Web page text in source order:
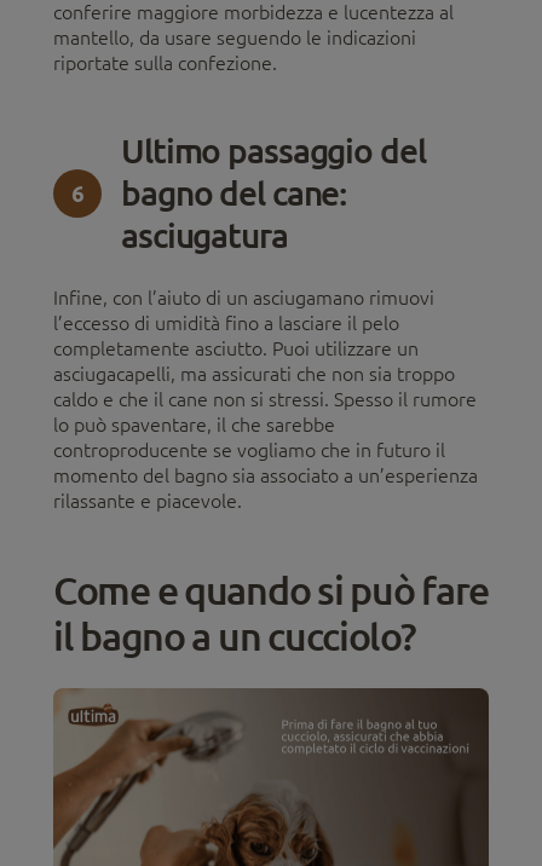
conferire maggiore morbidezza e lucentezza al
mantello, da usare seguendo le indicazioni
riportate sulla confezione.
6
Ultimo passaggio del
bagno del cane:
asciugatura
Infine, con l’aiuto di un asciugamano rimuovi
l’eccesso di umidità fino a lasciare il pelo
completamente asciutto. Puoi utilizzare un
asciugacapelli, ma assicurati che non sia troppo
caldo e che il cane non si stressi. Spesso il rumore
lo può spaventare, il che sarebbe
controproducente se vogliamo che in futuro il
momento del bagno sia associato a un’esperienza
rilassante e piacevole.
Come e quando si può fare
il bagno a un cucciolo?